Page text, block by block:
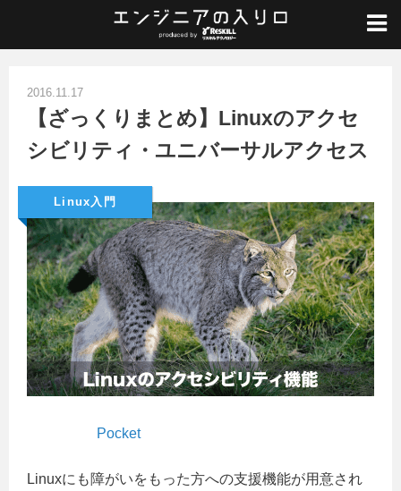
Linux入門/
【ざっくりまとめ】Linuxのアクセシビリティ・ユニバーサルアクセス
2016.11.17
【ざっくりまとめ】Linuxのアクセ
シビリティ・ユニバーサルアクセス
Linux入門
Pocket
Linuxにも障がいをもった方への支援機能が用意され